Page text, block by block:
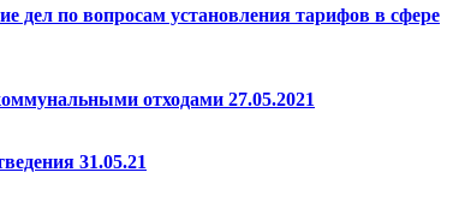
дел по вопросам установления тарифов в сфере
отходами 27.05.2021
31.05.21